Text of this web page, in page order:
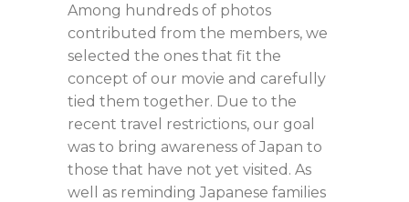
Among hundreds of photos
contributed from the members, we
selected the ones that fit the
concept of our movie and carefully
tied them together. Due to the
recent travel restrictions, our goal
was to bring awareness of Japan to
those that have not yet visited. As
well as reminding Japanese families